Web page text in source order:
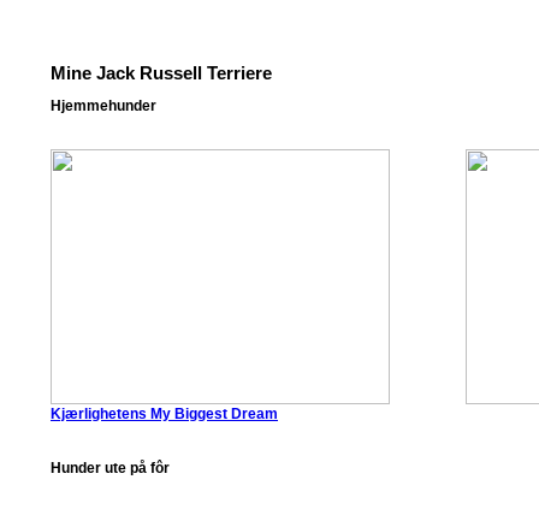
Mine Jack Russell Terriere
Hjemmehunder
Kjærlighetens My Biggest Dream
Hunder ute på fôr